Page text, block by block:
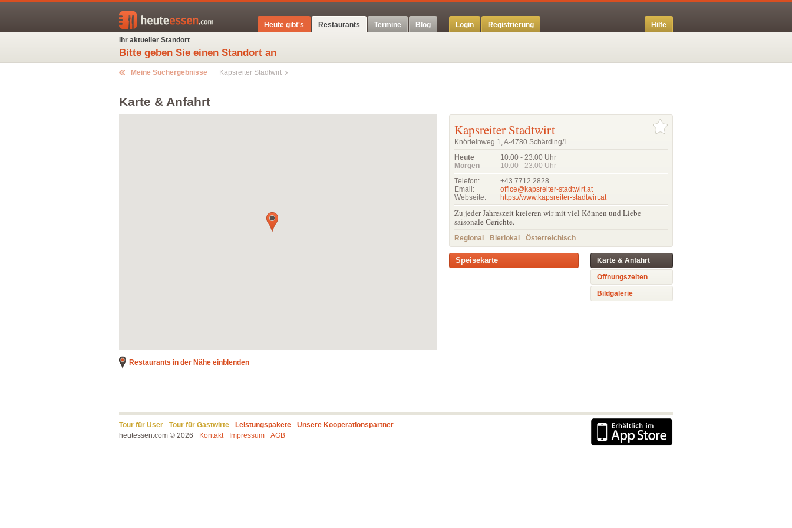
Blog
Termine
Restaurants
Heute gibt's Login Registrierung
Hilfe
Ihr aktueller Standort
Bitte geben Sie einen Standort an
Meine Suchergebnisse Kapsreiter Stadtwirt
Karte & Anfahrt
Restaurants in der Nähe einblenden
Kapsreiter Stadtwirt
Knörleinweg 1, A-4780 Schärding/I.
Heute
Morgen
10.00 - 23.00 Uhr
10.00 - 23.00 Uhr
Telefon:
+43 7712 2828
Email:
office@kapsreiter-stadtwirt.at
Webseite:
https://www.kapsreiter-stadtwirt.at
Zu jeder Jahreszeit kreieren wir mit viel Können und Liebe
saisonale Gerichte.
Regional Bierlokal Österreichisch
Speisekarte
Karte & Anfahrt
Öffnungszeiten
Bildgalerie
Tour für User Tour für Gastwirte Leistungspakete
Unsere Kooperationspartner
heutessen.com © 2026
Kontakt Impressum AGB